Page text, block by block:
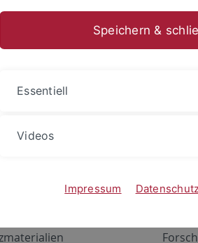
Netzwerk
ALMA
Speichern &
Essentiell
Videos
Impressum